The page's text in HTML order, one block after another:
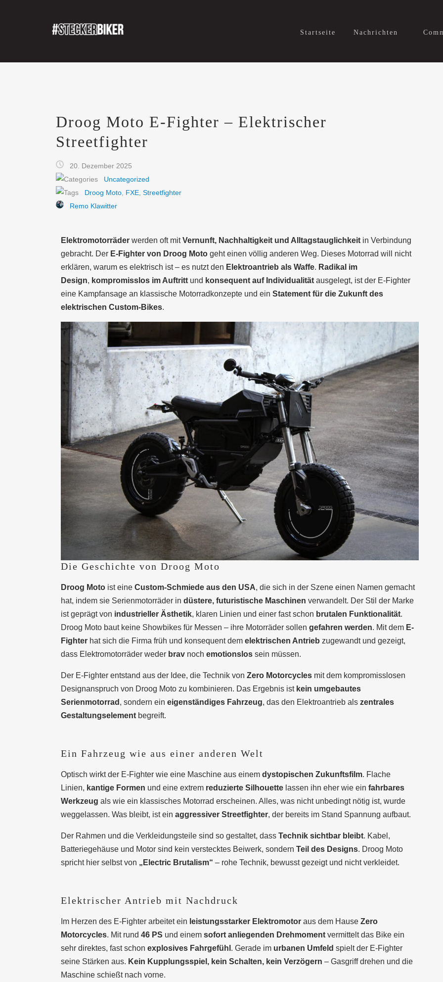
Startseite Nachrichten
Droog Moto E-Fighter – Elektrischer
Streetfighter
20. Dezember 2025
Uncategorized
Droog Moto, FXE, Streetfighter
Remo Klawitter
Elektromotorräderwerden oft mitVernunft, Nachhaltigkeit und Alltagstauglichkeitin Verbindung
gebracht. Der E-Fighter von Droog Motogeht einen völlig anderen Weg. Dieses Motorrad will nicht
erklären, warum es elektrisch ist – es nutzt den Elektroantrieb als Waffe. Radikal im
Design, kompromisslos im Auftrittund konsequent auf Individualitätausgelegt, ist der E-Fighter
eine Kampfansage an klassische Motorradkonzepte und ein Statement für die Zukunft des
elektrischen Custom-Bikes.
Die Geschichte von Droog Moto
Droog Motoist eine Custom-Schmiede aus den USA, die sich in der Szene einen Namen gemacht
hat, indem sie Serienmotorräder in düstere, futuristische Maschinen verwandelt. Der Stil der Marke
ist geprägt von industrieller Ästhetik, klaren Linien und einer fast schon brutalen Funktionalität.
Droog Moto baut keine Showbikes für Messen – ihre Motorräder sollen gefahren werden. Mit dem E-
Fighterhat sich die Firma früh und konsequent dem elektrischen Antrieb zugewandt und gezeigt,
dass Elektromotorräder weder bravnoch emotionslossein müssen.
Der E-Fighter entstand aus der Idee, die Technik von Zero Motorcyclesmit dem kompromisslosen
Designanspruch von Droog Moto zu kombinieren. Das Ergebnis ist kein umgebautes
Serienmotorrad , sondern ein eigenständiges Fahrzeug, das den Elektroantrieb als zentrales
Gestaltungselementbegreift.
Ein Fahrzeug wie aus einer anderen Welt
Optisch wirkt der E-Fighter wie eine Maschine aus einem dystopischen Zukunftsfilm. Flache
Linien, kantige Formen und eine extrem reduzierte Silhouettelassen ihn eher wie ein fahrbares
Werkzeug als wie ein klassisches Motorrad erscheinen. Alles, was nicht unbedingt nötig ist, wurde
weggelassen. Was bleibt, ist ein aggressiver Streetfighter, der bereits im Stand Spannung aufbaut.
Der Rahmen und die Verkleidungsteile sind so gestaltet, dass Technik sichtbar bleibt. Kabel,
Batteriegehäuse und Motor sind kein verstecktes Beiwerk, sondern Teil des Designs. Droog Moto
spricht hier selbst von „Electric Brutalism“ – rohe Technik, bewusst gezeigt und nicht verkleidet.
Elektrischer Antrieb mit Nachdruck
Im Herzen des E-Fighter arbeitet ein leistungsstarker Elektromotoraus dem Hause Zero
Motorcycles. Mit rund 46 PS und einem sofort anliegenden Drehmomentvermittelt das Bike ein
sehr direktes, fast schon explosives Fahrgefühl . Gerade im urbanen Umfeld spielt der E-Fighter
seine Stärken aus. Kein Kupplungsspiel, kein Schalten, kein Verzögern – Gasgriff drehen und die
Maschine schießt nach vorne.